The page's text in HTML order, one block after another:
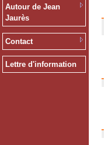
Autour de Jean
Jaurès
Contact
Lettre d'information